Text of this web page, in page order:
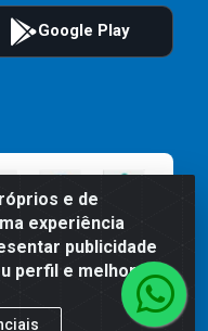
e de
experiência
publicidade
perfil e melhorar a